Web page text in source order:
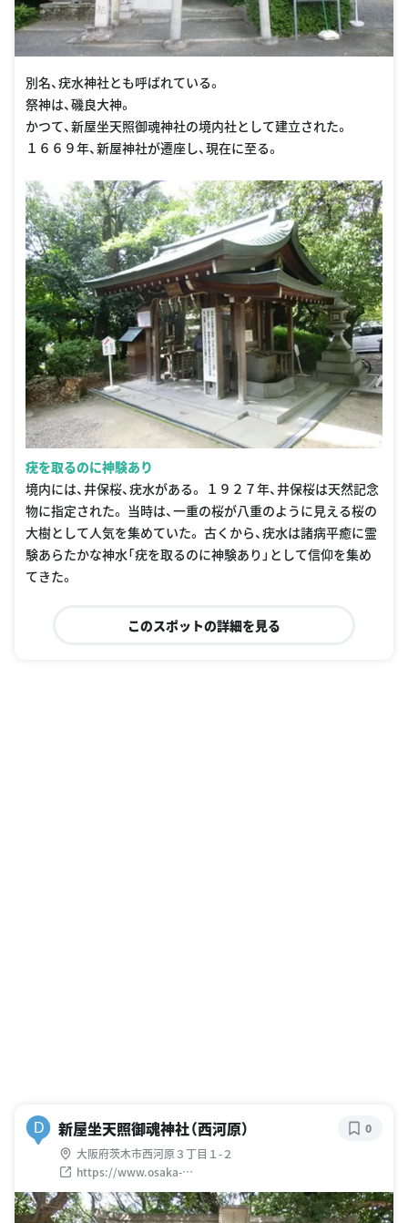
別名、疣水神社とも呼ばれている。
祭神は、磯良大神。
かつて、新屋坐天照御魂神社の境内社として建立された。
１６６９年、新屋神社が遷座し、現在に至る。
疣を取るのに神験あり
境内には、井保桜、疣水がある。 １９２７年、井保桜は天然記念
物に指定された。 当時は、一重の桜が八重のように見える桜の
大樹として人気を集めていた。 古くから、疣水は諸病平癒に霊
験あらたかな神水「疣を取るのに神験あり」として信仰を集め
てきた。
このスポットの詳細を見る
D 新屋坐天照御魂神社（西河原）
大阪府茨木市西河原３丁目１-２
https://www.osaka-
jinjacho.jp/funai_jinja/dai2shibu/ibaraki-
city/02033niiyanimasuamaterumitamajinja.html
0